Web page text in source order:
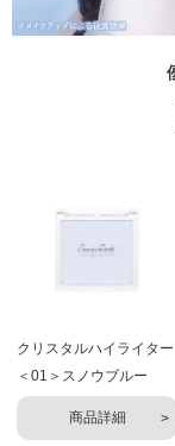
クリスタルハイライター
＜01＞スノウブルー
商品詳細